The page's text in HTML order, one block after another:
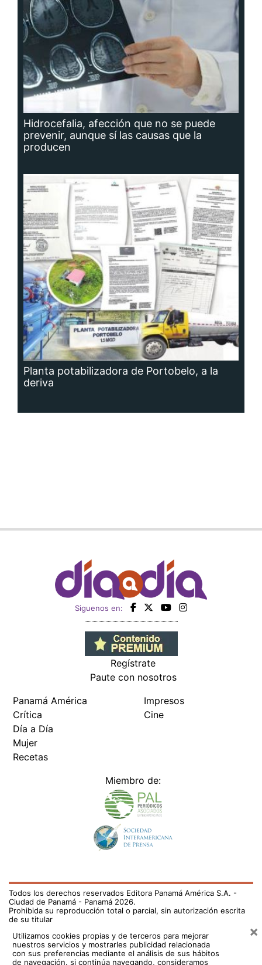
Hidrocefalia, afección que no se puede
prevenir, aunque sí las causas que la
producen
Planta potabilizadora de Portobelo, a la
deriva
Siguenos en:
Regístrate
Paute con nosotros
Panamá América
Crítica
Día a Día
Mujer
Recetas
Impresos
Cine
Miembro de:
Todos los derechos reservados Editora Panamá América S.A. -
Ciudad de Panamá - Panamá 2026.
Prohibida su reproducción total o parcial, sin autorización escrita
de su titular
Utilizamos cookies propias y de terceros para mejorar
nuestros servicios y mostrarles publicidad relacionada
con sus preferencias mediante el análisis de sus hábitos
de navegación. si continúa navegando, consideramos
×